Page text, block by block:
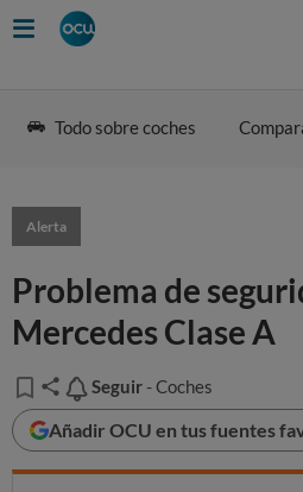
Todo sobre coches
Alerta
Problema de
Mercedes Clase A
Seguir
Seguir - Coches
Añadir OCU en tus fuentes